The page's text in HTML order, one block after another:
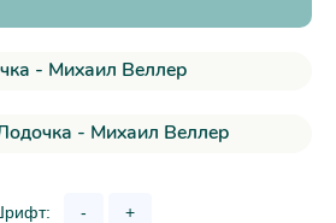
- Михаил Веллер
- Михаил Веллер
- +